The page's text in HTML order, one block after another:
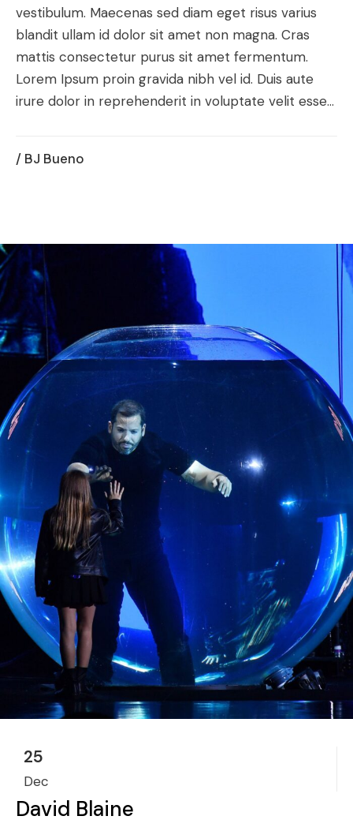
vestibulum. Maecenas sed diam eget risus varius
blandit ullam id dolor sit amet non magna. Cras
mattis consectetur purus sit amet fermentum.
Lorem Ipsum proin gravida nibh vel id. Duis aute
irure dolor in reprehenderit in voluptate velit esse...
/ BJ Bueno
25
Dec
David Blaine